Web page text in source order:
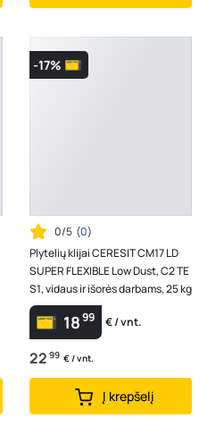
-17%
0/5 (0)
Plytelių klijai CERESIT CM17 LD
SUPER FLEXIBLE Low Dust, C2 TE
S1, vidaus ir išorės darbams, 25 kg
1899 € / vnt.
22 99 € / vnt.
Į krepšelį